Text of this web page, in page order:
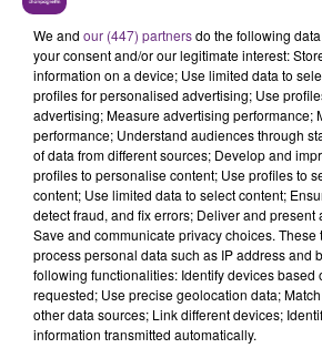
20h51
20h51
ROBIN SCHULZ
Sugar
20h47
20h47
20h44
20h44
We and our (447) partnersdo the following
your consent and/or our legitimate interest:
information on a device; Use limited data to
profiles for personalised advertising; Use
advertising; Measure advertising performance;
performance; Understand audiences through
of data from different sources; Develop and
profiles to personalise content; Use profiles to
content; Use limited data to select content;
detect fraud, and fix errors; Deliver and
Save and communicate privacy choices.
process personal data such as IP address and
following functionalities: Identify devices based
requested; Use precise geolocation data;
other data sources; Link different devices;
information transmitted automatically.